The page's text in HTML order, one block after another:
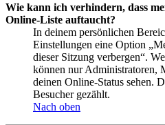
Wie kann ich verhindern, dass
Online-Liste auftaucht?
In deinem persönlichen
Einstellungen eine Option
dieser Sitzung verbergen“.
können nur Administratoren,
deinen Online-Status sehen.
Besucher gezählt.
Nach oben